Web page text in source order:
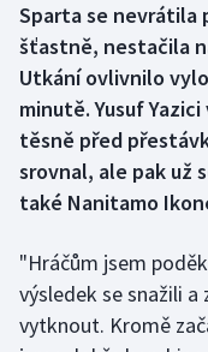
Boby a skeleton
Box
Curling
Dostihy
Florbal
Futsal
AZ kvíz
Sparta se nevrátila
šťastně, nestačila
Utkání ovlivnilo
minutě. Yusuf
těsně před
srovnal, ale pak už
také Nanitamo
"Hráčům jsem
výsledek se snažili
vytknout. Kromě